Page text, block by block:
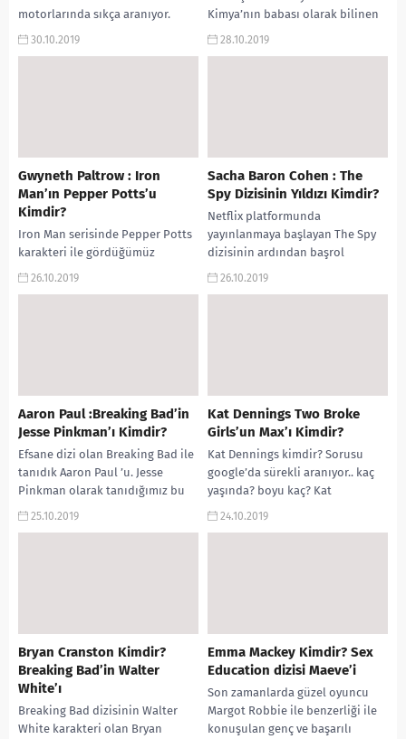
motorlarında sıkça aranıyor.
Tarkan evli mi? Eşi kim?
30.10.2019
Kimya’nın babası olarak bilinen
Antoine Lavoisier Kimdir?
28.10.2019
Gwyneth Paltrow : Iron
Man’ın Pepper Potts’u
Kimdir?
Iron Man serisinde Pepper Potts
karakteri ile gördüğümüz
Gwyneth Paltrow, 2019 yılında bir
26.10.2019
Sacha Baron Cohen : The
Spy Dizisinin Yıldızı Kimdir?
Netflix platformunda
yayınlanmaya başlayan The Spy
dizisinin ardından başrol
oyuncusu olan Sacha Baron
26.10.2019
Aaron Paul :Breaking Bad’in
Jesse Pinkman’ı Kimdir?
Efsane dizi olan Breaking Bad ile
tanıdık Aaron Paul ’u. Jesse
Pinkman olarak tanıdığımız bu
ünlü isim hakkında
25.10.2019
Kat Dennings Two Broke
Girls’un Max’ı Kimdir?
Kat Dennings kimdir? Sorusu
google’da sürekli aranıyor.. kaç
yaşında? boyu kaç? Kat
Dennings’in kilosu kaç?
24.10.2019
Bryan Cranston Kimdir?
Breaking Bad’in Walter
White’ı
Breaking Bad dizisinin Walter
White karakteri olan Bryan
Emma Mackey Kimdir? Sex
Education dizisi Maeve’i
Son zamanlarda güzel oyuncu
Margot Robbie ile benzerliği ile
konuşulan genç ve başarılı